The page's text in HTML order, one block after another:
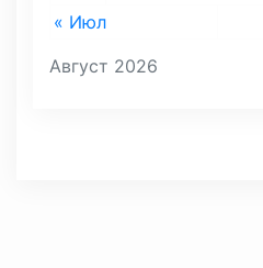
Август 2026
« Июл